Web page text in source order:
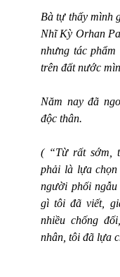
Bà tự thấy mình
Nhĩ Kỳ Orhan
nhưng tác
trên đất nước
Năm nay đã
độc thân.
( “Từ rất sớm,
phải là lựa
người phối
gì tôi đã viết,
nhiều chống
nhân, tôi đã lựa